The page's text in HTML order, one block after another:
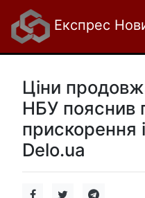
Експрес
Ціни
НБУ пояснив
прискорення
Delo.ua